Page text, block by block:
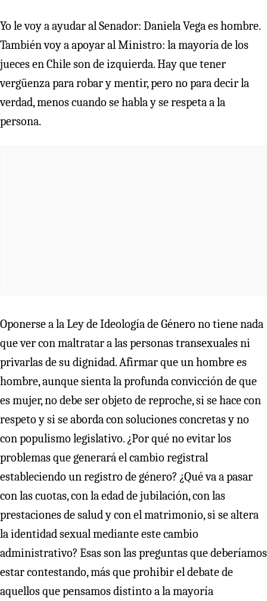
Yo le voy a ayudar al Senador: Daniela Vega es hombre.
También voy a apoyar al Ministro: la mayoría de los
jueces en Chile son de izquierda. Hay que tener
vergüenza para robar y mentir, pero no para decir la
verdad, menos cuando se habla y se respeta a la
persona.
Oponerse a la Ley de Ideología de Género no tiene nada
que ver con maltratar a las personas transexuales ni
privarlas de su dignidad. Afirmar que un hombre es
hombre, aunque sienta la profunda convicción de que
es mujer, no debe ser objeto de reproche, si se hace con
respeto y si se aborda con soluciones concretas y no
con populismo legislativo. ¿Por qué no evitar los
problemas que generará el cambio registral
estableciendo un registro de género? ¿Qué va a pasar
con las cuotas, con la edad de jubilación, con las
prestaciones de salud y con el matrimonio, si se altera
la identidad sexual mediante este cambio
administrativo? Esas son las preguntas que deberíamos
estar contestando, más que prohibir el debate de
aquellos que pensamos distinto a la mayoría